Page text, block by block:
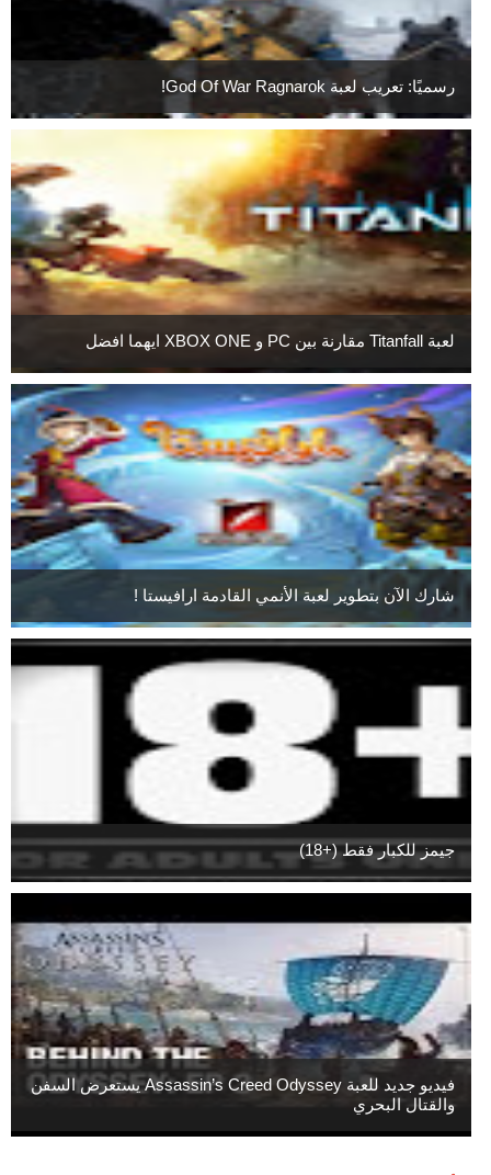
رسميًا: تعريب لعبة God Of War Ragnarok!
لعبة Titanfall مقارنة بين PC و XBOX ONE ايهما افضل
شارك الآن بتطوير لعبة الأنمي القادمة ارافيستا !
جيمز للكبار فقط (+18)
فيديو جديد للعبة Assassin’s Creed Odyssey يستعرض السفن
والقتال البحري